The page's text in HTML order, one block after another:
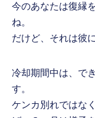
今のあなたは復縁
ね。
だけど、それは彼
冷却期間中は、で
す。
ケンカ別れではな